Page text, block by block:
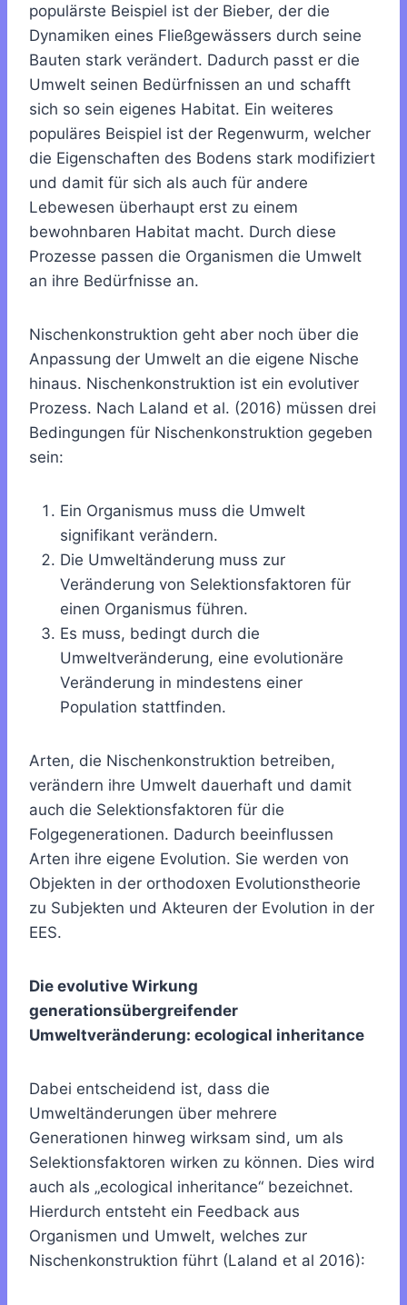
populärste Beispiel ist der Bieber, der die
Dynamiken eines Fließgewässers durch seine
Bauten stark verändert. Dadurch passt er die
Umwelt seinen Bedürfnissen an und schafft
sich so sein eigenes Habitat. Ein weiteres
populäres Beispiel ist der Regenwurm, welcher
die Eigenschaften des Bodens stark modifiziert
und damit für sich als auch für andere
Lebewesen überhaupt erst zu einem
bewohnbaren Habitat macht. Durch diese
Prozesse passen die Organismen die Umwelt
an ihre Bedürfnisse an.
Nischenkonstruktion geht aber noch über die
Anpassung der Umwelt an die eigene Nische
hinaus. Nischenkonstruktion ist ein evolutiver
Prozess. Nach Laland et al. (2016) müssen drei
Bedingungen für Nischenkonstruktion gegeben
sein:
Ein Organismus muss die Umwelt
signifikant verändern.
Die Umweltänderung muss zur
Veränderung von Selektionsfaktoren für
einen Organismus führen.
Es muss, bedingt durch die
Umweltveränderung, eine evolutionäre
Veränderung in mindestens einer
Population stattfinden.
Arten, die Nischenkonstruktion betreiben,
verändern ihre Umwelt dauerhaft und damit
auch die Selektionsfaktoren für die
Folgegenerationen. Dadurch beeinflussen
Arten ihre eigene Evolution. Sie werden von
Objekten in der orthodoxen Evolutionstheorie
zu Subjekten und Akteuren der Evolution in der
EES.
Die evolutive Wirkung
generationsübergreifender
Umweltveränderung: ecological inheritance
Dabei entscheidend ist, dass die
Umweltänderungen über mehrere
Generationen hinweg wirksam sind, um als
Selektionsfaktoren wirken zu können. Dies wird
auch als „ecological inheritance“ bezeichnet.
Hierdurch entsteht ein Feedback aus
Organismen und Umwelt, welches zur
Nischenkonstruktion führt (Laland et al 2016):